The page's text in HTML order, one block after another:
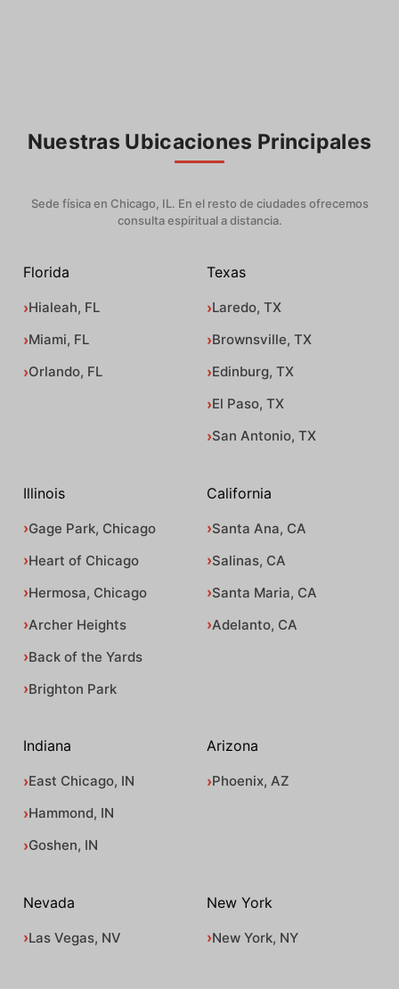
Nuestras Ubicaciones Principales
Sede física en Chicago, IL. En el resto de ciudades ofrecemos
consulta espiritual a distancia.
Florida
Hialeah, FL
Miami, FL
Orlando, FL
Texas
Laredo, TX
Brownsville, TX
Edinburg, TX
El Paso, TX
San Antonio, TX
Illinois
Gage Park, Chicago
Heart of Chicago
Hermosa, Chicago
Archer Heights
Back of the Yards
Brighton Park
California
Santa Ana, CA
Salinas, CA
Santa Maria, CA
Adelanto, CA
Indiana
East Chicago, IN
Hammond, IN
Goshen, IN
Arizona
Phoenix, AZ
Nevada
Las Vegas, NV
New York
New York, NY